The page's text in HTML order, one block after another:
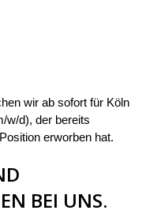
wir ab sofort für Köln
w/d), der bereits
erworben hat.
BEI UNS.